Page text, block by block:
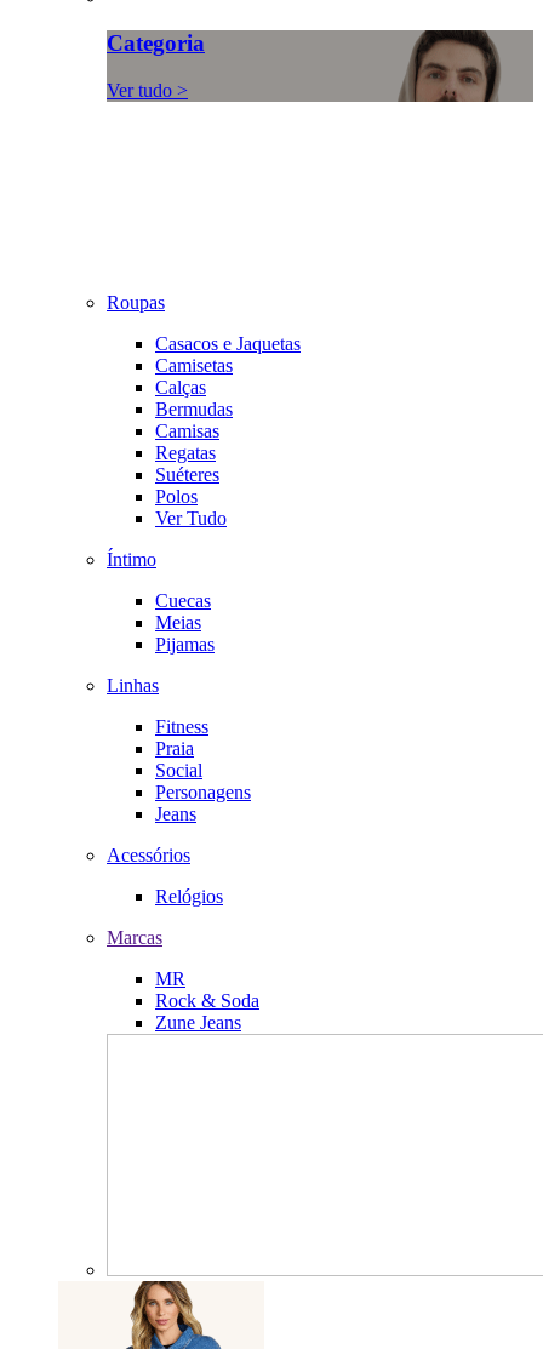
Categoria
Ver tudo >
Roupas
Casacos e Jaquetas
Camisetas
Calças
Bermudas
Camisas
Regatas
Suéteres
Polos
Ver Tudo
Íntimo
Cuecas
Meias
Pijamas
Linhas
Fitness
Praia
Social
Personagens
Jeans
Acessórios
Relógios
Marcas
MR
Rock & Soda
Zune Jeans